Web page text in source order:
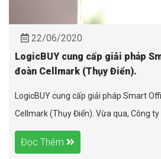
22/06/2020
LogicBUY cung cấp giải pháp
đoàn Cellmark (Thụy Điển).
LogicBUY cung cấp giải pháp Smart
Cellmark (Thụy Điển). Vừa qua, Công ty
Đọc Thêm